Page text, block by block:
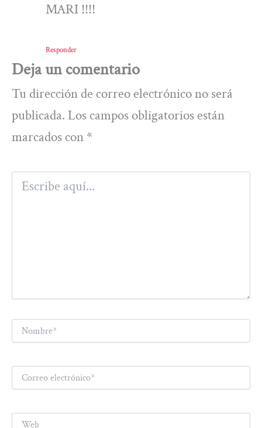
MARI !!!!
Responder
Deja un comentario
Tu dirección de correo electrónico no será
publicada. Los campos obligatorios están
marcados con *
Escribe
aquí...
Nombre*
Correo
electrónico*
Web